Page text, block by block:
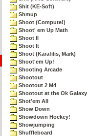
Shit (KE-Soft)
Shmup
Shoot (Compute!)
Shoot' em Up Math
Shoot II
Shoot It
Shoot (Karafilis, Mark)
Shoot'em Up!
Shooting Arcade
Shootout
Shootout 2 M4
Shootout at the Ok Galaxy
Shot'em All
Show Down
Showdown Hockey!
Showjumping
Shuffleboard